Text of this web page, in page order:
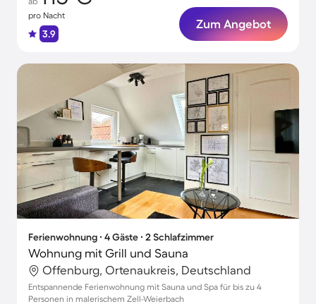
pro Nacht
3.9
Zum Angebot
Ferienwohnung ∙ 4 Gäste ∙ 2 Schlafzimmer
Wohnung mit Grill und Sauna
Offenburg, Ortenaukreis, Deutschland
Entspannende Ferienwohnung mit Sauna und Spa für bis zu 4
Personen in malerischem Zell-Weierbach